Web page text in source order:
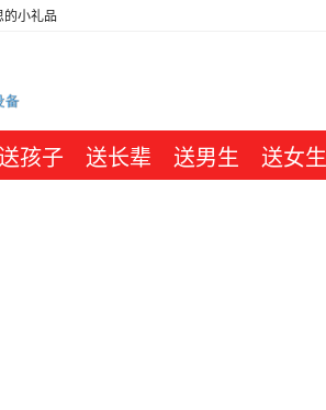
的小礼品
送孩子 送长辈 送男生 送女生